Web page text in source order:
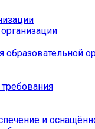
образовательной
и